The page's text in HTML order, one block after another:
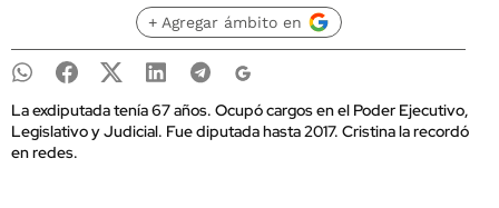
+ Agregar ámbito en
La exdiputada tenía 67 años. Ocupó cargos en el Poder Ejecutivo,
Legislativo y Judicial. Fue diputada hasta 2017. Cristina la recordó
en redes.